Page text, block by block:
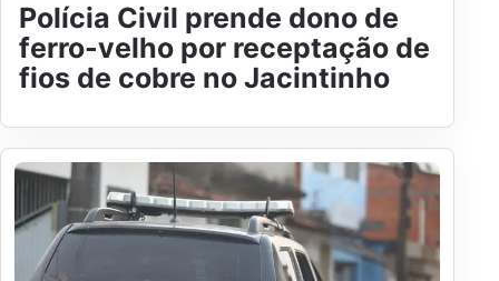
Polícia Civil prende dono de
ferro-velho por receptação de
fios de cobre no Jacintinho